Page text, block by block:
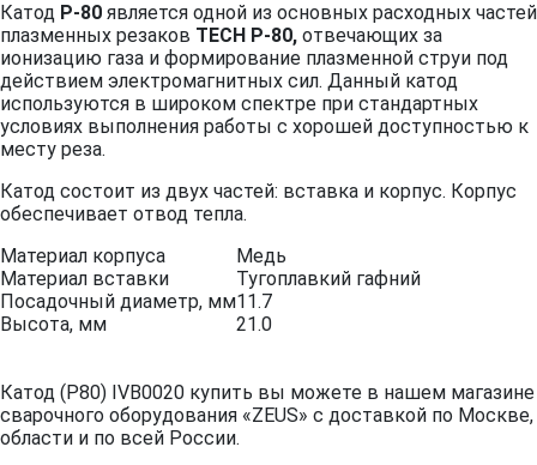
Катод P-80 является одной из основных расходных частей
плазменных резаков TECH P-80, отвечающих за
ионизацию газа и формирование плазменной струи под
действием электромагнитных сил. Данный катод
используются в широком спектре при стандартных
условиях выполнения работы с хорошей доступностью к
месту реза.
Катод состоит из двух частей: вставка и корпус. Корпус
обеспечивает отвод тепла.
Материал корпуса
Медь
Материал вставки
Тугоплавкий гафний
Посадочный диаметр, мм11.7
Высота, мм
21.0
Катод (P80) IVB0020 купить вы можете в нашем магазине
сварочного оборудования «ZEUS» с доставкой по Москве,
области и по всей России.